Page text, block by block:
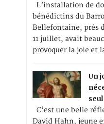
L’installation de
bénédictins du
Bellefontaine, près
11 juillet, avait
provoquer la joie et
Un
C’est une belle
David Hahn, jeune